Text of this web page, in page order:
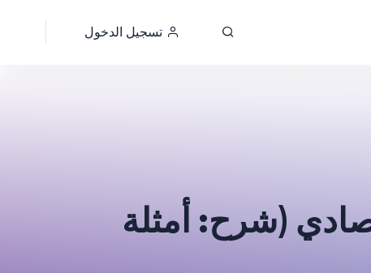
تسجيل الدخول
(شرح: أمثلة